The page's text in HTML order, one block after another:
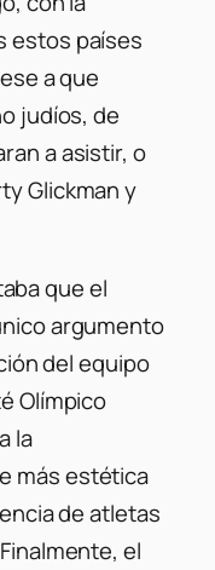
estos países
a que
judíos, de
a asistir, o
Glickman y
que el
argumento
del equipo
Olímpico
la
más estética
de atletas
el